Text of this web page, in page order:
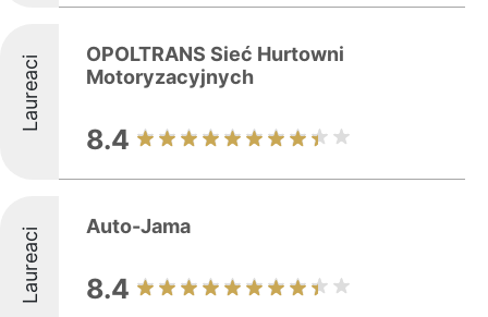
Laureaci
OPOLTRANS Sieć Hurtowni
Motoryzacyjnych
8.4
Laureaci Auto-Jama
8.4